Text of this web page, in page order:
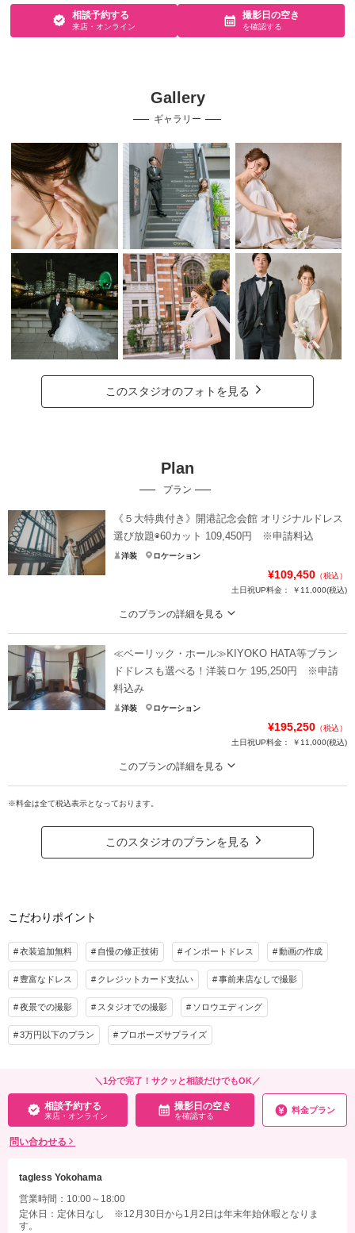
相談予約する
来店・オンライン
撮影日の空き
を確認する
Gallery
ギャラリー
このスタジオのフォトを見る
Plan
プラン
《５大特典付き》開港記念会館 オリジナルドレス
選び放題◉60カット 109,450円 ※申請料込
洋装 ロケーション
¥109,450 （税込）
土日祝UP料金：
￥11,000(税込)
このプランの詳細を見る
美しいステンドグラスを背景に。開港記念会館で叶える洋館フォト
【特典】①ウェルカムボード半額 ②ハイクオリティレタッチ希望枚数半額 ③ロ
ケ地追加＆撮影時間延長半額 ④追加カット数半額 ⑤アルバム半額
※追加料金の心配なし。こだわりのtaglessオリジナルドレスが完全フリーチョ
新婦衣装1着
会食
家族と撮影 家族用衣装レンタル ペットと撮影
ドレス／タキシード／ワイシャツ&タイ／靴／ブーケ&ブートニア／ロングベール／
着付け／新婦ヘアメイク／アテンドスタッフ／写真クオリティ補正／撮影カットリク
相談予約する
来店・オンライン
撮影日の空き
を確認する
≪ベーリック・ホール≫KIYOKO HATA等ブラン
ドドレスも選べる！洋装ロケ 195,250円 ※申請
料込み
洋装 ロケーション
¥195,250 （税込）
土日祝UP料金：
￥11,000(税込)
このプランの詳細を見る
▼撮影地：ベーリック・ホール ▼所要時間：約3時間 ▼カット数：110カッ
ト・DL形式で全データお渡し
※憧れの「KIYOKO HATA」「ISAMU MORITA」等のブランドドレスが追加料金
撮影料 新婦衣装1着 新郎衣装1着
着付け ヘアメイク 小物一式
アルバム データ 110カット 台紙付写真
衣装追加
家族と撮影 家族用衣装レンタル
ドレス／タキシード／ワイシャツ&タイ／靴／ブーケ&ブートニア／ロングベール／
着付け／新婦ヘアメイク／アテンドスタッフ／写真クオリティ補正／撮影カットリク
エスト／悪天候時の日程変更料
来店・オンライン
※料金は全て税込表示となっております。
このスタジオのプランを見る
こだわりポイント
衣装追加無料 自慢の修正技術 インポートドレス 動画の作成
豊富なドレス クレジットカード支払い 事前来店なしで撮影
夜景での撮影 スタジオでの撮影 ソロウエディング
3万円以下のプラン プロポーズサプライズ
＼1分で完了！サクッと相談だけでもOK／
相談予約する
来店・オンライン
撮影日の空き
を確認する
料金プラン
問い合わせる
tagless Yokohama
営業時間：10:00～18:00
定休日：定休日なし ※12月30日から1月2日は年末年始休暇となりま
す。